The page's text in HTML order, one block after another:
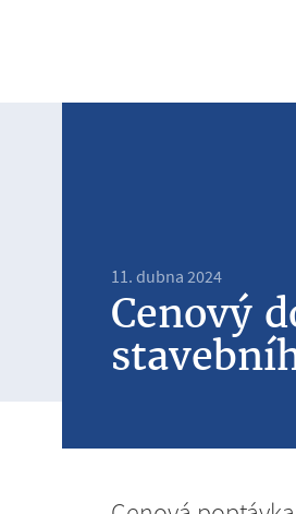
11. dubna 2024
Cenový